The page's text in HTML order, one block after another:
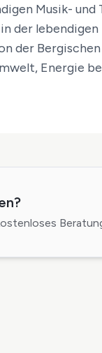
Musik-
der
der
Energie